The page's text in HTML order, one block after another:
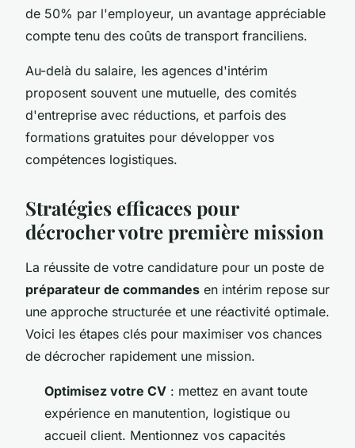
de 50% par l'employeur, un avantage appréciable
compte tenu des coûts de transport franciliens.
Au-delà du salaire, les agences d'intérim
proposent souvent une mutuelle, des comités
d'entreprise avec réductions, et parfois des
formations gratuites pour développer vos
compétences logistiques.
Stratégies efficaces pour
décrocher votre première mission
La réussite de votre candidature pour un poste de
préparateur de commandes en intérim repose sur
une approche structurée et une réactivité optimale.
Voici les étapes clés pour maximiser vos chances
de décrocher rapidement une mission.
Optimisez votre CV : mettez en avant toute
expérience en manutention, logistique ou
accueil client. Mentionnez vos capacités